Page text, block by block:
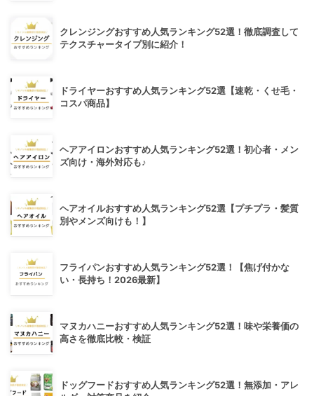
クレンジングおすすめ人気ランキング52選！徹底調査して
テクスチャータイプ別に紹介！
ドライヤーおすすめ人気ランキング52選【速乾・くせ毛・
コスパ商品】
ヘアアイロンおすすめ人気ランキング52選！初心者・メン
ズ向け・海外対応も♪
ヘアオイルおすすめ人気ランキング52選【プチプラ・髪質
別やメンズ向けも！】
フライパンおすすめ人気ランキング52選！【焦げ付かな
い・長持ち！2026最新】
マヌカハニーおすすめ人気ランキング52選！味や栄養価の
高さを徹底比較・検証
ドッグフードおすすめ人気ランキング52選！無添加・アレ